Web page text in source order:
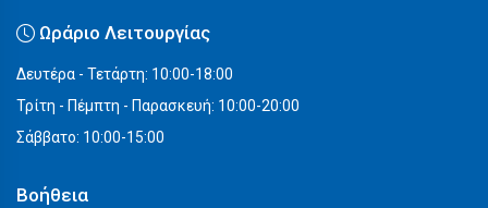
Ωράριο Λειτουργίας
Δευτέρα - Τετάρτη: 10:00-18:00
Τρίτη - Πέμπτη - Παρασκευή: 10:00-20:00
Σάββατο: 10:00-15:00
Βοήθεια